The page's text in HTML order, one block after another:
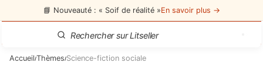
📘 Nouveauté : « Soif de réalité »En savoir plus →
Accueil/Thèmes/Science-fiction sociale